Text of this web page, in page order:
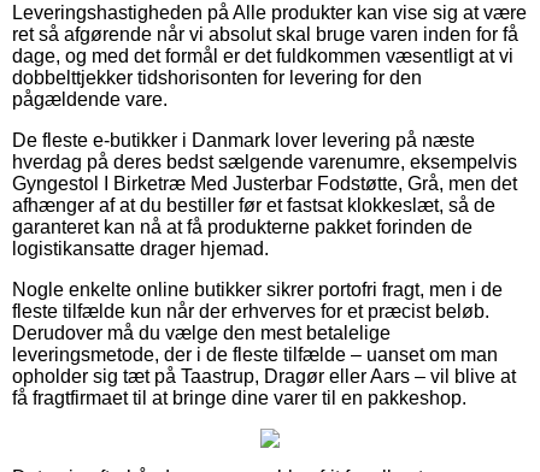
Leveringshastigheden på Alle produkter kan vise sig at være
ret så afgørende når vi absolut skal bruge varen inden for få
dage, og med det formål er det fuldkommen væsentligt at vi
dobbelttjekker tidshorisonten for levering for den
pågældende vare.
De fleste e-butikker i Danmark lover levering på næste
hverdag på deres bedst sælgende varenumre, eksempelvis
Gyngestol I Birketræ Med Justerbar Fodstøtte, Grå, men det
afhænger af at du bestiller før et fastsat klokkeslæt, så de
garanteret kan nå at få produkterne pakket forinden de
logistikansatte drager hjemad.
Nogle enkelte online butikker sikrer portofri fragt, men i de
fleste tilfælde kun når der erhverves for et præcist beløb.
Derudover må du vælge den mest betalelige
leveringsmetode, der i de fleste tilfælde – uanset om man
opholder sig tæt på Taastrup, Dragør eller Aars – vil blive at
få fragtfirmaet til at bringe dine varer til en pakkeshop.